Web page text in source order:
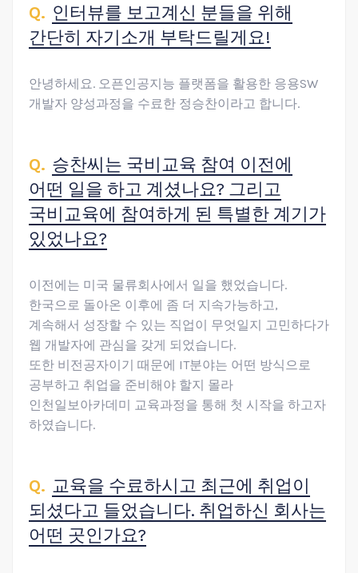
인터뷰를 보고계신 분들을 위해
간단히 자기소개 부탁드릴게요!
안녕하세요. 오픈인공지능 플랫폼을 활용한 응용SW
개발자 양성과정을 수료한 정승찬이라고 합니다.
승찬씨는 국비교육 참여 이전에
어떤 일을 하고 계셨나요? 그리고
국비교육에 참여하게 된 특별한 계기가
있었나요?
이전에는 미국 물류회사에서 일을 했었습니다.
한국으로 돌아온 이후에 좀 더 지속가능하고,
계속해서 성장할 수 있는 직업이 무엇일지 고민하다가
웹 개발자에 관심을 갖게 되었습니다.
또한 비전공자이기 때문에 IT분야는 어떤 방식으로
공부하고 취업을 준비해야 할지 몰라
인천일보아카데미 교육과정을 통해 첫 시작을 하고자
하였습니다.
교육을 수료하시고 최근에 취업이
되셨다고 들었습니다. 취업하신 회사는
어떤 곳인가요?